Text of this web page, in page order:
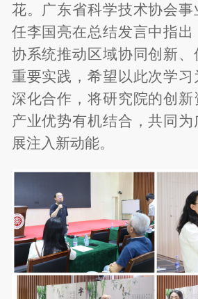
花。广东省科学技术协会事
任李国亮在总结发言中指
协系统推动区域协同创新
重要实践，希望以此次学
深化合作，将研究院的创
产业优势有机结合，共同
展注入新动能。